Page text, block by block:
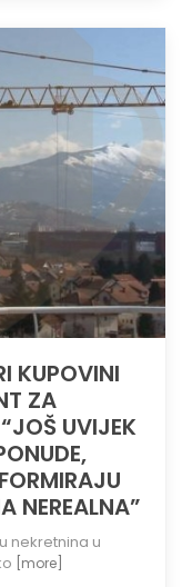
KUPOVINI
ZA
UVIJEK
NEREALNA”
nekretnina u
[more]